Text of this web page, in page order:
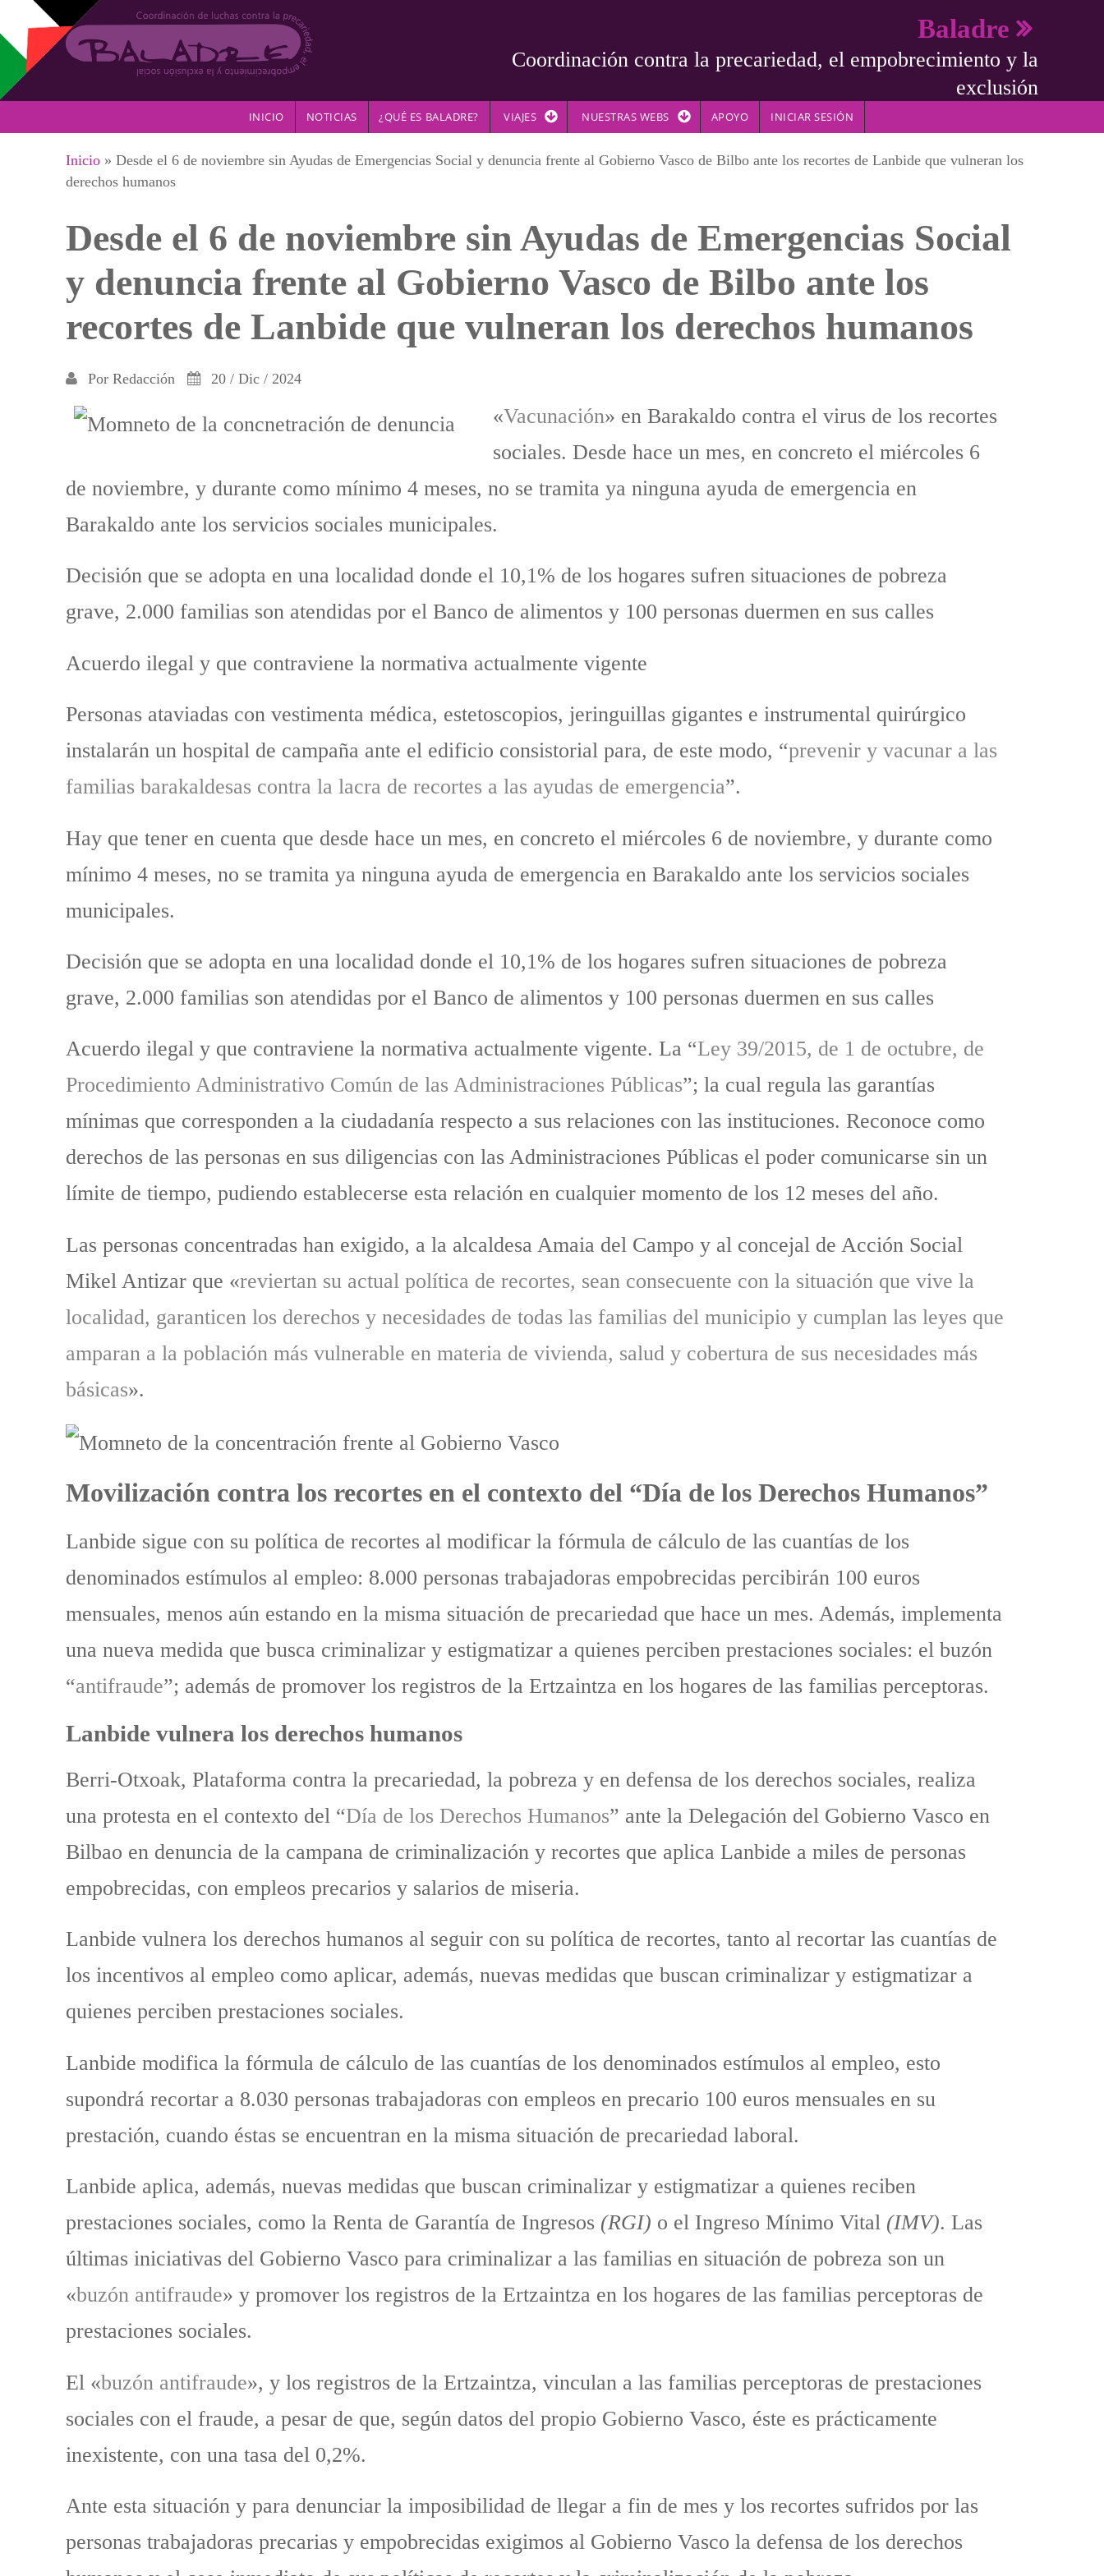
Pasar al contenido principal
Baladre
Coordinación contra la precariedad, el empobrecimiento y la
exclusión
INICIO NOTICIAS ¿QUÉ ES BALADRE? VIAJES NUESTRAS WEBS APOYO INICIAR SESIÓN
Se encuentra usted aquí
Inicio » Desde el 6 de noviembre sin Ayudas de Emergencias Social y denuncia frente al Gobierno Vasco de Bilbo ante los recortes de Lanbide que vulneran los
derechos humanos
Desde el 6 de noviembre sin Ayudas de Emergencias Social
y denuncia frente al Gobierno Vasco de Bilbo ante los
recortes de Lanbide que vulneran los derechos humanos
Por Redacción 20 / Dic / 2024
«Vacunación» en Barakaldo contra el virus de los recortes
sociales. Desde hace un mes, en concreto el miércoles 6
de noviembre, y durante como mínimo 4 meses, no se tramita ya ninguna ayuda de emergencia en
Barakaldo ante los servicios sociales municipales.
Decisión que se adopta en una localidad donde el 10,1% de los hogares sufren situaciones de pobreza
grave, 2.000 familias son atendidas por el Banco de alimentos y 100 personas duermen en sus calles
Acuerdo ilegal y que contraviene la normativa actualmente vigente
Personas ataviadas con vestimenta médica, estetoscopios, jeringuillas gigantes e instrumental quirúrgico
instalarán un hospital de campaña ante el edificio consistorial para, de este modo, “prevenir y vacunar a las
familias barakaldesas contra la lacra de recortes a las ayudas de emergencia”.
Hay que tener en cuenta que desde hace un mes, en concreto el miércoles 6 de noviembre, y durante como
mínimo 4 meses, no se tramita ya ninguna ayuda de emergencia en Barakaldo ante los servicios sociales
municipales.
Decisión que se adopta en una localidad donde el 10,1% de los hogares sufren situaciones de pobreza
grave, 2.000 familias son atendidas por el Banco de alimentos y 100 personas duermen en sus calles
Acuerdo ilegal y que contraviene la normativa actualmente vigente. La “Ley 39/2015, de 1 de octubre, de
Procedimiento Administrativo Común de las Administraciones Públicas”; la cual regula las garantías
mínimas que corresponden a la ciudadanía respecto a sus relaciones con las instituciones. Reconoce como
derechos de las personas en sus diligencias con las Administraciones Públicas el poder comunicarse sin un
límite de tiempo, pudiendo establecerse esta relación en cualquier momento de los 12 meses del año.
Las personas concentradas han exigido, a la alcaldesa Amaia del Campo y al concejal de Acción Social
Mikel Antizar que «reviertan su actual política de recortes, sean consecuente con la situación que vive la
localidad, garanticen los derechos y necesidades de todas las familias del municipio y cumplan las leyes que
amparan a la población más vulnerable en materia de vivienda, salud y cobertura de sus necesidades más
básicas».
Movilización contra los recortes en el contexto del “Día de los Derechos Humanos”
Lanbide sigue con su política de recortes al modificar la fórmula de cálculo de las cuantías de los
denominados estímulos al empleo: 8.000 personas trabajadoras empobrecidas percibirán 100 euros
mensuales, menos aún estando en la misma situación de precariedad que hace un mes. Además, implementa
una nueva medida que busca criminalizar y estigmatizar a quienes perciben prestaciones sociales: el buzón
“antifraude”; además de promover los registros de la Ertzaintza en los hogares de las familias perceptoras.
Lanbide vulnera los derechos humanos
Berri-Otxoak, Plataforma contra la precariedad, la pobreza y en defensa de los derechos sociales, realiza
una protesta en el contexto del “Día de los Derechos Humanos” ante la Delegación del Gobierno Vasco en
Bilbao en denuncia de la campana de criminalización y recortes que aplica Lanbide a miles de personas
empobrecidas, con empleos precarios y salarios de miseria.
Lanbide vulnera los derechos humanos al seguir con su política de recortes, tanto al recortar las cuantías de
los incentivos al empleo como aplicar, además, nuevas medidas que buscan criminalizar y estigmatizar a
quienes perciben prestaciones sociales.
Lanbide modifica la fórmula de cálculo de las cuantías de los denominados estímulos al empleo, esto
supondrá recortar a 8.030 personas trabajadoras con empleos en precario 100 euros mensuales en su
prestación, cuando éstas se encuentran en la misma situación de precariedad laboral.
Lanbide aplica, además, nuevas medidas que buscan criminalizar y estigmatizar a quienes reciben
prestaciones sociales, como la Renta de Garantía de Ingresos (RGI) o el Ingreso Mínimo Vital (IMV). Las
últimas iniciativas del Gobierno Vasco para criminalizar a las familias en situación de pobreza son un
«buzón antifraude» y promover los registros de la Ertzaintza en los hogares de las familias perceptoras de
prestaciones sociales.
El «buzón antifraude», y los registros de la Ertzaintza, vinculan a las familias perceptoras de prestaciones
sociales con el fraude, a pesar de que, según datos del propio Gobierno Vasco, éste es prácticamente
inexistente, con una tasa del 0,2%.
Ante esta situación y para denunciar la imposibilidad de llegar a fin de mes y los recortes sufridos por las
personas trabajadoras precarias y empobrecidas exigimos al Gobierno Vasco la defensa de los derechos